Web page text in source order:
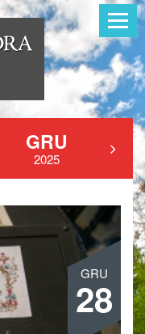
Toggle
Zwiedzanie
Parafia
Organy
GRU
2025
GRU
28